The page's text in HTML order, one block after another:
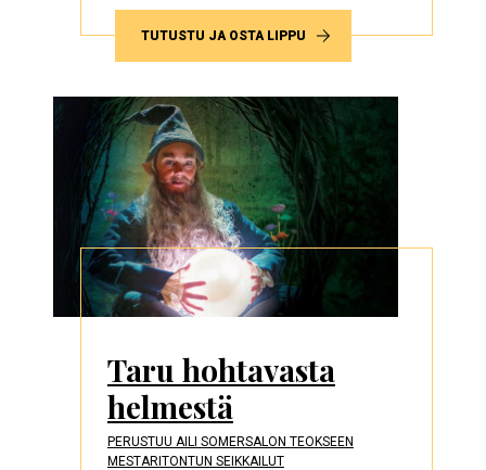
TUTUSTU JA OSTA LIPPU
Taru hohtavasta
helmestä
PERUSTUU AILI SOMERSALON TEOKSEEN
MESTARITONTUN SEIKKAILUT